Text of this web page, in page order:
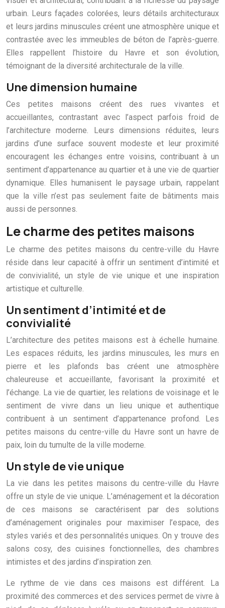
urbain. Leurs façades colorées, leurs détails architecturaux
et leurs jardins minuscules créent une atmosphère unique et
contrastée avec les immeubles de béton de l’après-guerre.
Elles rappellent l’histoire du Havre et son évolution,
témoignant de la diversité architecturale de la ville.
Une dimension humaine
Ces petites maisons créent des rues vivantes et
accueillantes, contrastant avec l’aspect parfois froid de
l’architecture moderne. Leurs dimensions réduites, leurs
jardins d’une surface souvent modeste et leur proximité
encouragent les échanges entre voisins, contribuant à un
sentiment d’appartenance au quartier et à une vie de quartier
dynamique. Elles humanisent le paysage urbain, rappelant
que la ville n’est pas seulement faite de bâtiments mais
aussi de personnes.
Le charme des petites maisons
Le charme des petites maisons du centre-ville du Havre
réside dans leur capacité à offrir un sentiment d’intimité et
de convivialité, un style de vie unique et une inspiration
artistique et culturelle.
Un sentiment d’intimité et de
convivialité
L’architecture des petites maisons est à échelle humaine.
Les espaces réduits, les jardins minuscules, les murs en
pierre et les plafonds bas créent une atmosphère
chaleureuse et accueillante, favorisant la proximité et
l’échange. La vie de quartier, les relations de voisinage et le
sentiment de vivre dans un lieu unique et authentique
contribuent à un sentiment d’appartenance profond. Les
petites maisons du centre-ville du Havre sont un havre de
paix, loin du tumulte de la ville moderne.
Un style de vie unique
La vie dans les petites maisons du centre-ville du Havre
offre un style de vie unique. L’aménagement et la décoration
de ces maisons se caractérisent par des solutions
d’aménagement originales pour maximiser l’espace, des
styles variés et des personnalités uniques. On y trouve des
salons cosy, des cuisines fonctionnelles, des chambres
intimistes et des jardins d’inspiration zen.
Le rythme de vie dans ces maisons est différent. La
proximité des commerces et des services permet de vivre à